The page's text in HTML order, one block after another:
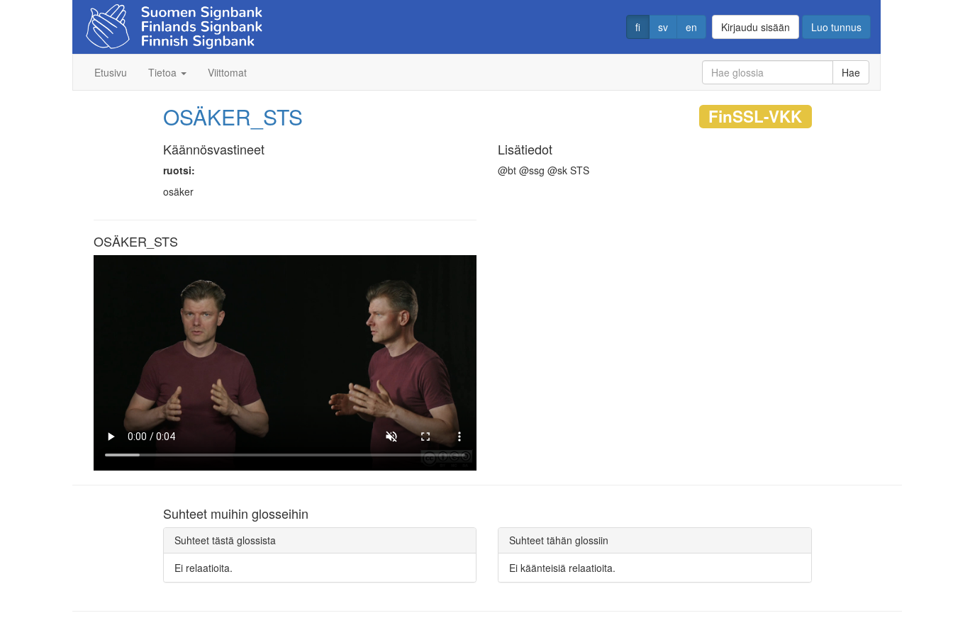
fi sv en Kirjaudu sisään Luo tunnus
Etusivu Tietoa Viittomat Hae
OSÄKER_STS FinSSL-VKK
Käännösvastineet
ruotsi:
osäker
Lisätiedot
@bt @ssg @sk STS
OSÄKER_STS
Suhteet muihin glosseihin
Suhteet tästä glossista
Ei relaatioita.
Suhteet tähän glossiin
Ei käänteisiä relaatioita.